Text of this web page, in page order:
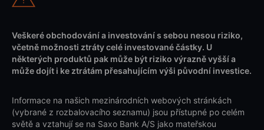
Veškeré obchodování a investování s sebou nesou riziko,
včetně možnosti ztráty celé investované částky. U
některých produktů pak může být riziko výrazně vyšší a
může dojít i ke ztrátám přesahujícím výši původní investice.
Informace na našich mezinárodních webových stránkách
(vybrané z rozbalovacího seznamu) jsou přístupné po celém
světě a vztahují se na Saxo Bank A/S jako mateřskou